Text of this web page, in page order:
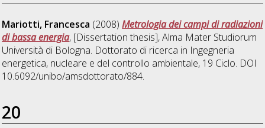
Mariotti, Francesca (2008)Metrologia dei campi di radiazioni
di bassa energia, [Dissertation thesis], Alma Mater Studiorum
Università di Bologna. Dottorato di ricerca in Ingegneria
energetica, nucleare e del controllo ambientale, 19 Ciclo. DOI
10.6092/unibo/amsdottorato/884.
20